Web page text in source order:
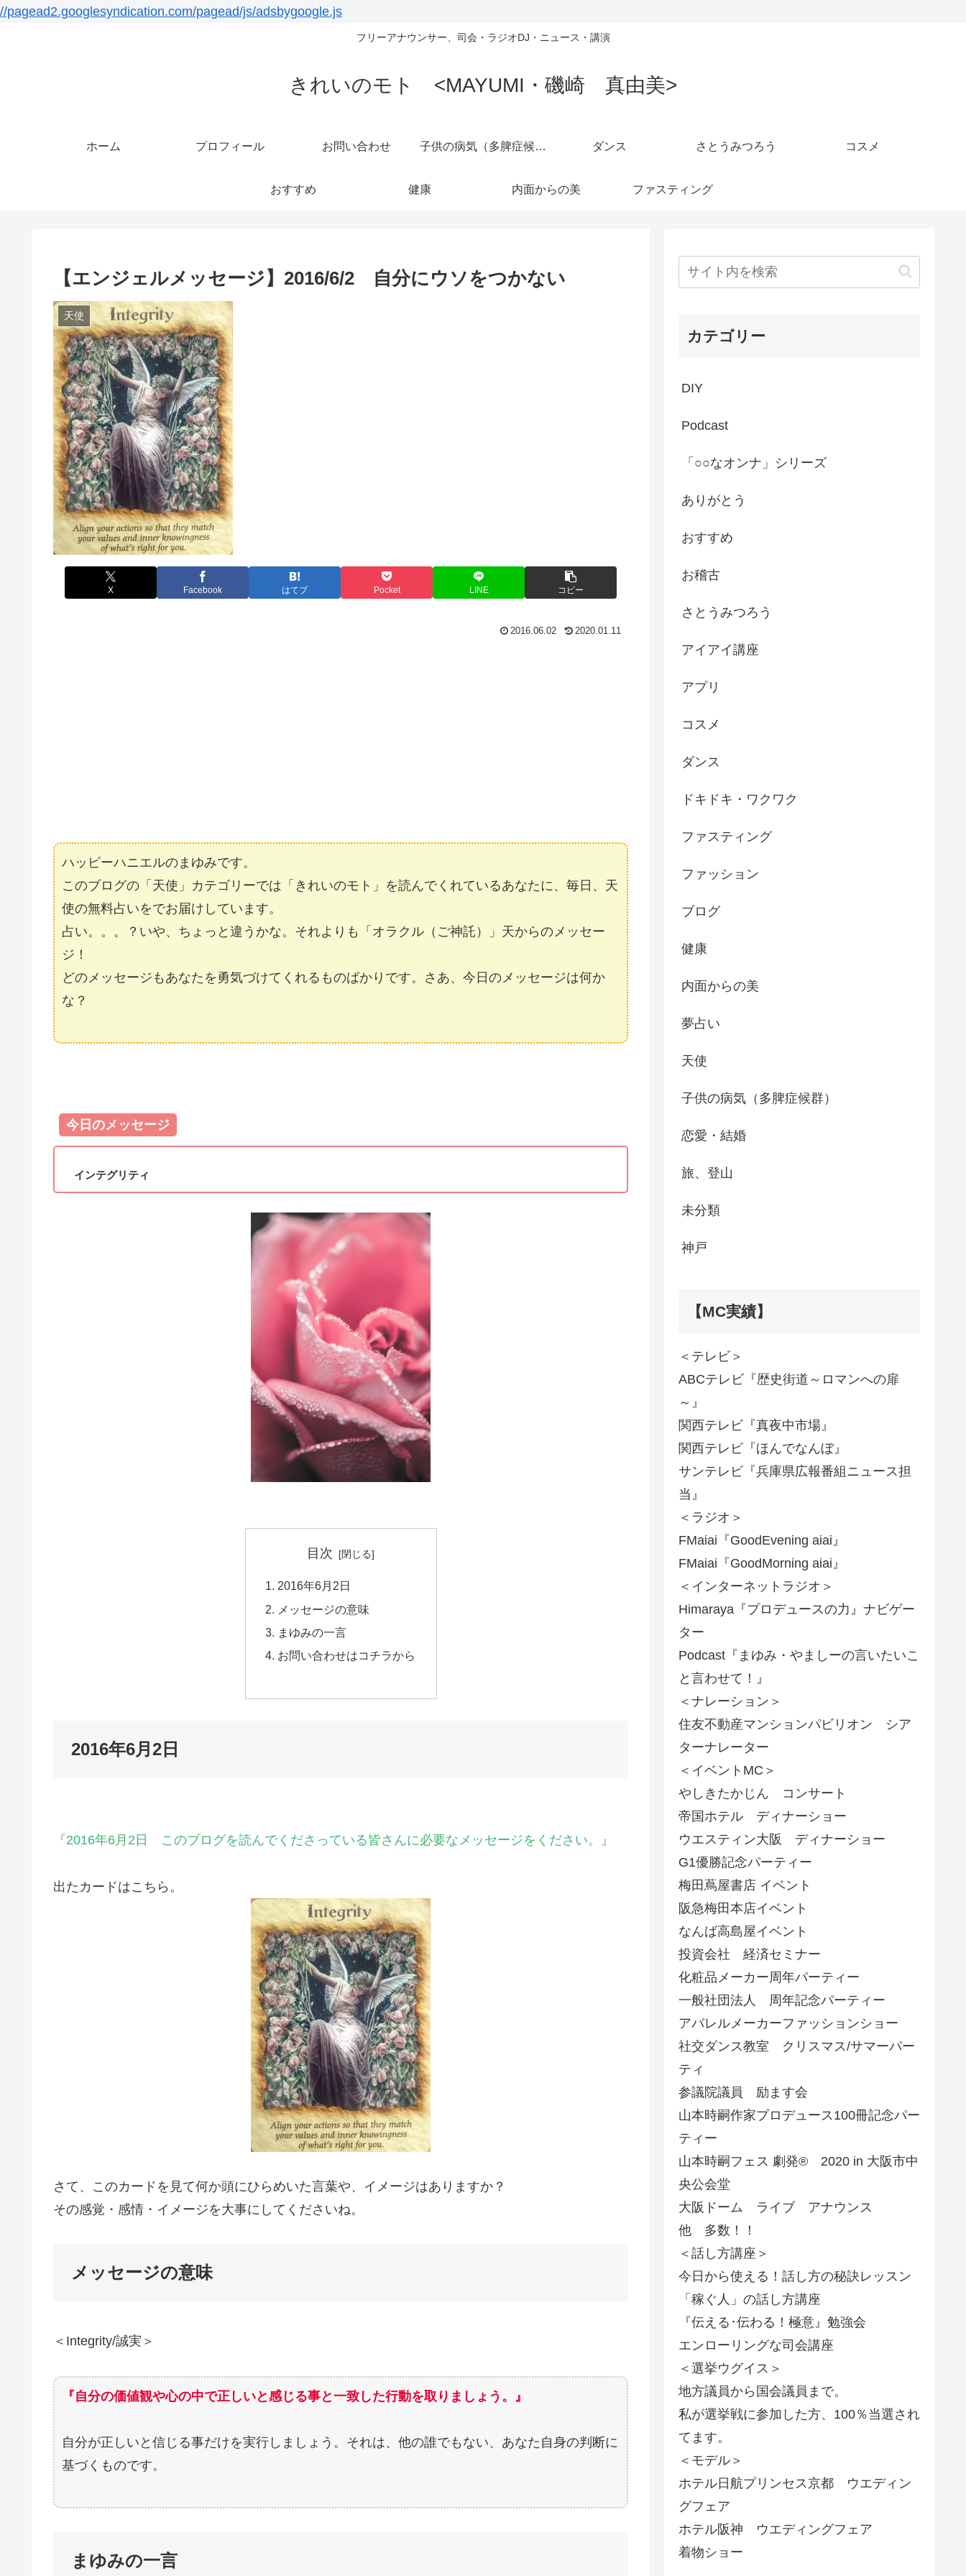
//pagead2.googlesyndication.com/pagead/js/adsbygoogle.js
フリーアナウンサー、司会・ラジオDJ・ニュース・講演
きれいのモト <MAYUMI・磯崎 真由美>
ホーム プロフィール お問い合わせ 子供の病気（多脾症候群） ダンス さとうみつろう コスメ
おすすめ 健康 内面からの美 ファスティング
【エンジェルメッセージ】2016/6/2 自分にウソをつかない
天使
X Facebook はてブ Pocket LINE コピー
2016.06.02 2020.01.11
ハッピーハニエルのまゆみです。
このブログの「天使」カテゴリーでは「きれいのモト」を読んでくれているあなたに、毎日、天
使の無料占いをでお届けしています。
占い。。。？いや、ちょっと違うかな。それよりも「オラクル（ご神託）」天からのメッセー
ジ！
どのメッセージもあなたを勇気づけてくれるものばかりです。さあ、今日のメッセージは何か
な？
今日のメッセージ
インテグリティ
目次
2016年6月2日
メッセージの意味
まゆみの一言
お問い合わせはコチラから
2016年6月2日
『2016年6月2日 このブログを読んでくださっている皆さんに必要なメッセージをください。』
出たカードはこちら。
さて、このカードを見て何か頭にひらめいた言葉や、イメージはありますか？
その感覚・感情・イメージを大事にしてくださいね。
メッセージの意味
＜Integrity/誠実＞
『自分の価値観や心の中で正しいと感じる事と一致した行動を取りましょう。』
自分が正しいと信じる事だけを実行しましょう。それは、他の誰でもない、あなた自身の判断に
基づくものです。
まゆみの一言
カテゴリー
DIY
Podcast
「○○なオンナ」シリーズ
ありがとう
おすすめ
お稽古
さとうみつろう
アイアイ講座
アプリ
コスメ
ダンス
ドキドキ・ワクワク
ファスティング
ファッション
ブログ
健康
内面からの美
夢占い
天使
子供の病気（多脾症候群）
恋愛・結婚
旅、登山
未分類
神戸
【MC実績】
＜テレビ＞
ABCテレビ『歴史街道～ロマンへの扉
～』
関西テレビ『真夜中市場』
関西テレビ『ほんでなんぼ』
サンテレビ『兵庫県広報番組ニュース担
当』
＜ラジオ＞
FMaiai『GoodEvening aiai』
FMaiai『GoodMorning aiai』
＜インターネットラジオ＞
Himaraya『プロデュースの力』ナビゲー
ター
Podcast『まゆみ・やましーの言いたいこ
と言わせて！』
＜ナレーション＞
住友不動産マンションパビリオン シア
ターナレーター
＜イベントMC＞
やしきたかじん コンサート
帝国ホテル ディナーショー
ウエスティン大阪 ディナーショー
G1優勝記念パーティー
梅田蔦屋書店 イベント
阪急梅田本店イベント
なんば高島屋イベント
投資会社 経済セミナー
化粧品メーカー周年パーティー
一般社団法人 周年記念パーティー
アパレルメーカーファッションショー
社交ダンス教室 クリスマス/サマーパー
ティ
参議院議員 励ます会
山本時嗣作家プロデュース100冊記念パー
ティー
山本時嗣フェス 劇発®︎ 2020 in 大阪市中
央公会堂
大阪ドーム ライブ アナウンス
他 多数！！
＜話し方講座＞
今日から使える！話し方の秘訣レッスン
「稼ぐ人」の話し方講座
『伝える･伝わる！極意』勉強会
エンローリングな司会講座
＜選挙ウグイス＞
地方議員から国会議員まで。
私が選挙戦に参加した方、100％当選され
てます。
＜モデル＞
ホテル日航プリンセス京都 ウエディン
グフェア
ホテル阪神 ウエディングフェア
着物ショー